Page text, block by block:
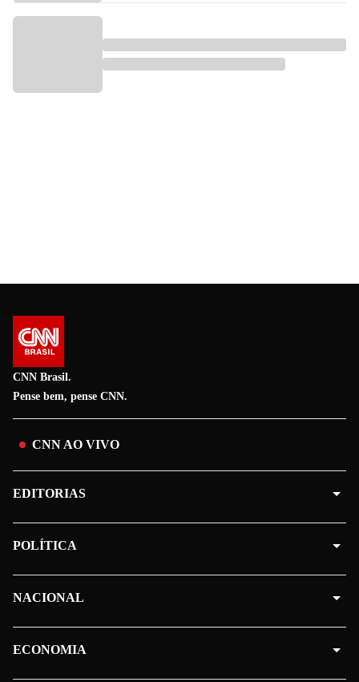
CNN Brasil.
Pense bem, pense CNN.
CNN AO VIVO
EDITORIAS
POLÍTICA
NACIONAL
ECONOMIA